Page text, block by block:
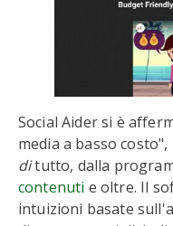
Social Aider si è
media a basso
ditutto, dalla
contenuti e oltre. Il
intuizioni basate